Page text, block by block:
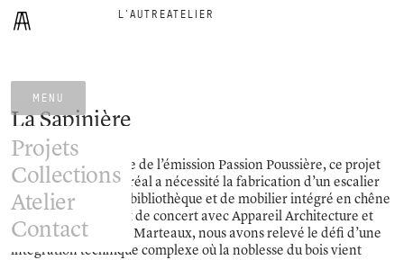
L'AUTREATELIER
MENU
Projets
Collections
Atelier
Contact
La Sapinière
Réalisé dans le cadre de l’émission Passion Poussière, ce projet
d’envergure à Montréal a nécessité la fabrication d’un escalier
architectural, d’une bibliothèque et de mobilier intégré en chêne
rouge. En travaillant de concert avec Appareil Architecture et
l’entrepreneur Les 2 Marteaux, nous avons relevé le défi d’une
intégration technique complexe où la noblesse du bois vient